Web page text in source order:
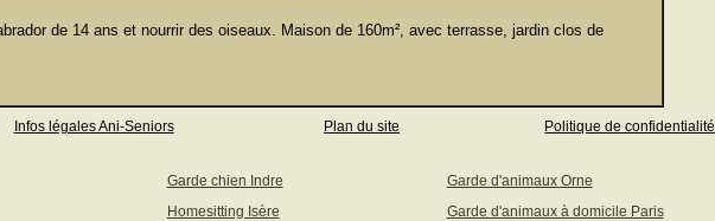
de 14 ans et nourrir des oiseaux. Maison de 160m², avec terrasse, jardin clos de
Infos légales Ani-Seniors Plan du site Politique de confidentialité
Garde chien Indre Garde d'animaux Orne
Homesitting Isère Garde d'animaux à domicile Paris